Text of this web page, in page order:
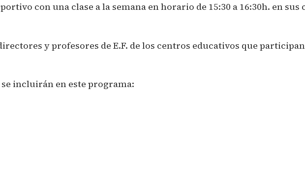
con una clase a la semana en horario de 15:30 a 16:30h. en
y profesores de E.F. de los centros educativos que
incluirán en este programa: